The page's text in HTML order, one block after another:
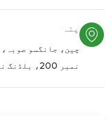
پتہ
چین، جانگسو
نمبر 200، بلڈنگ نمبر 7، روم 307.